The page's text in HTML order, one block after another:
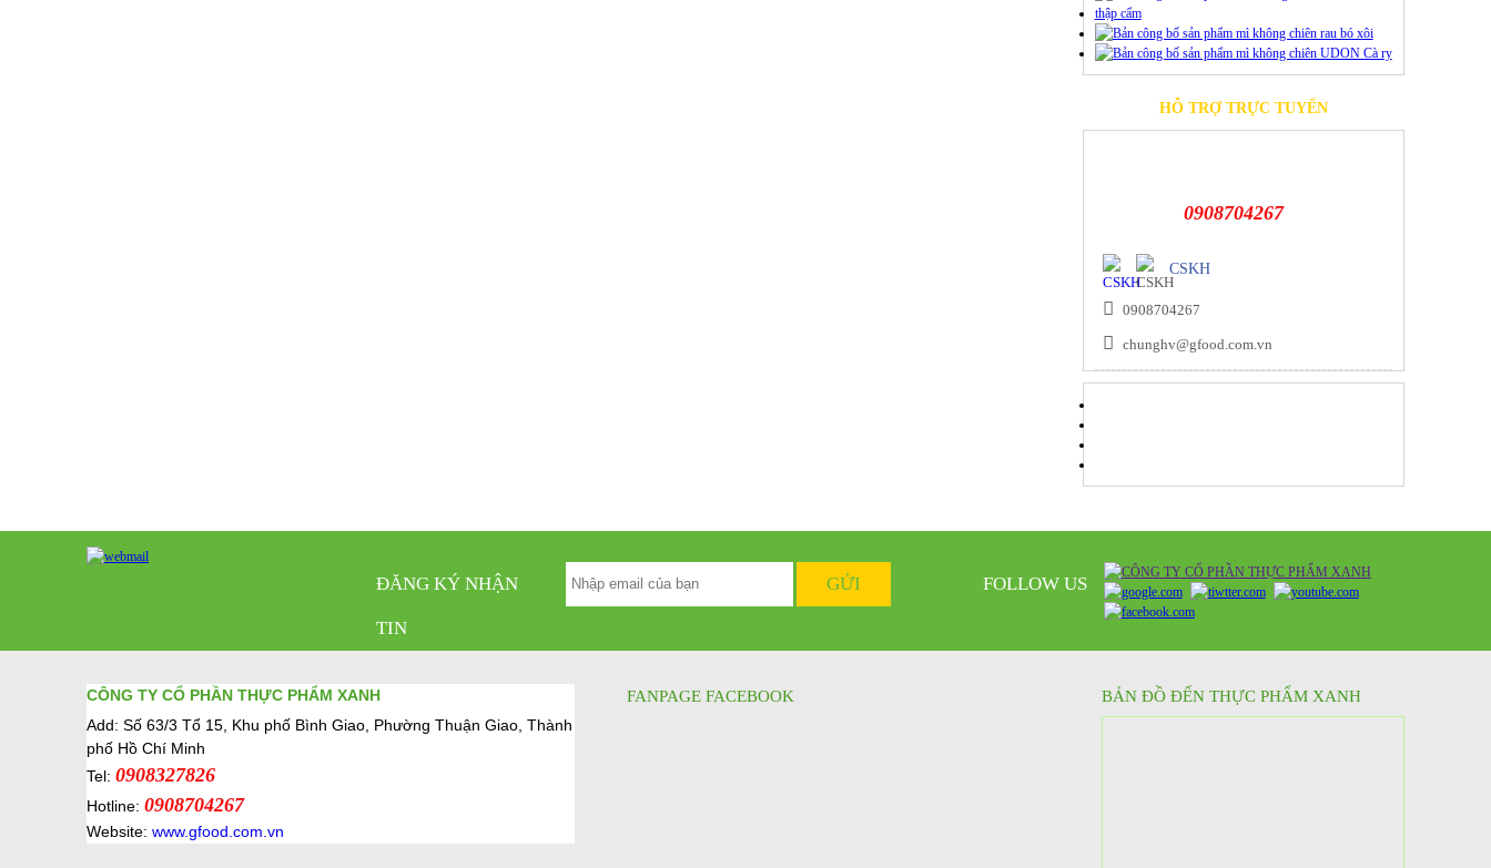
HỖ TRỢ TRỰC TUYẾN
0908704267
CSKH
0908704267
chunghv@gfood.com.vn
ĐĂNG KÝ NHẬN
TIN
FOLLOW US
CÔNG TY CỔ PHẦN THỰC PHẨM XANH
Add: Số 63/3 Tổ 15, Khu phố Bình Giao, Phường Thuận Giao, Thành
phố Hồ Chí Minh
Tel: 0908327826
Hotline: 0908704267
Website: www.gfood.com.vn
FANPAGE FACEBOOK BẢN ĐỒ ĐẾN THỰC PHẨM XANH